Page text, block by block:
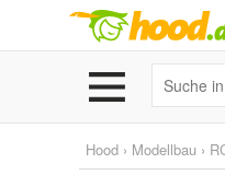
Hood › Modellbau ›